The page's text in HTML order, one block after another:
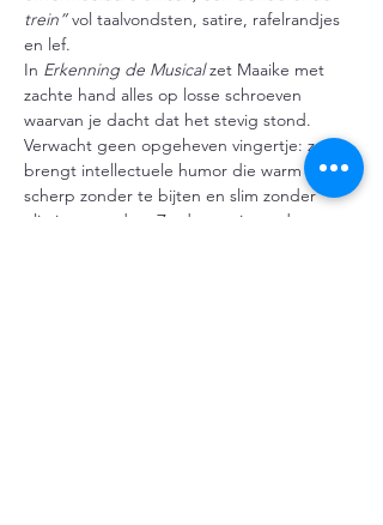
trein” vol taalvondsten, satire, rafelrandjes
en lef.
In Erkenning de Musical zet Maaike met
zachte hand alles op losse schroeven
waarvan je dacht dat het stevig stond.
Verwacht geen opgeheven vingertje: ze
brengt intellectuele humor die warm blijft,
scherp zonder te bijten en slim zonder
elitair te worden. Ze daagt uit zonder te